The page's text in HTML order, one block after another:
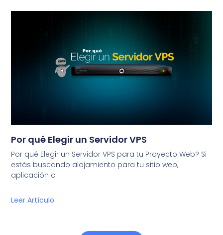
Por qué Elegir un Servidor VPS
Por qué Elegir un Servidor VPS para tu Proyecto Web? Si
estás buscando alojamiento para tu sitio web,
aplicación o
Leer Artículo